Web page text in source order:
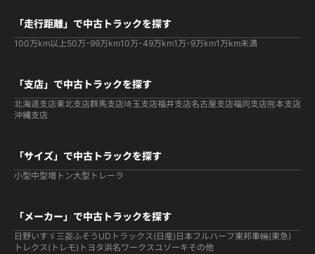
「走行距離」で中古トラックを探す
100万km以上50万-99万km10万-49万km1万-9万km1万km未満
「支店」で中古トラックを探す
北海道支店東北支店群馬支店埼玉支店福井支店名古屋支店福岡支店熊本支店
沖縄支店
「サイズ」で中古トラックを探す
小型中型増トン大型 トレーラ
「メーカー」で中古トラックを探す
日野いすゞ 三菱ふそう UDトラックス(日産) 日本フルハーフ 東邦車輛(東急)
トレクス(トレモ) トヨタ浜名ワークスユソーキその他